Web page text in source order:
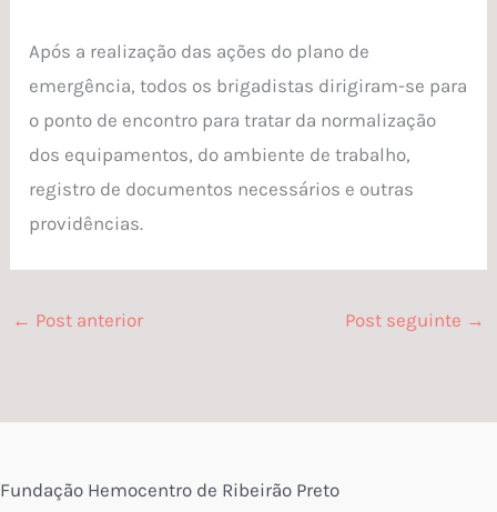
Após a realização das ações do plano de
emergência, todos os brigadistas dirigiram-se para
o ponto de encontro para tratar da normalização
dos equipamentos, do ambiente de trabalho,
registro de documentos necessários e outras
providências.
← Post anterior Post seguinte →
Fundação Hemocentro de Ribeirão Preto